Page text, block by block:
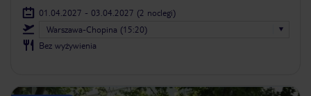
01.04.2027 - 03.04.2027 (2 noclegi)
Warszawa-Chopina (15:20)
Bez wyżywienia